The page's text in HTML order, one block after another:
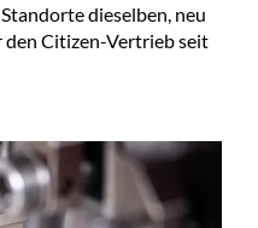
dieselben, neu
den Citizen-Vertrieb seit